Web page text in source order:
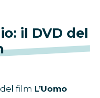
il DVD del
film L’Uomo